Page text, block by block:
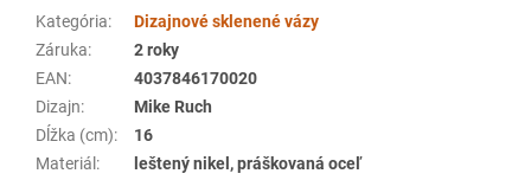
Kategória:
Dizajnové sklenené vázy
Záruka:
2 roky
EAN:
4037846170020
Dizajn:
Mike Ruch
Dĺžka (cm):
16
Materiál :
leštený nikel, práškovaná oceľ